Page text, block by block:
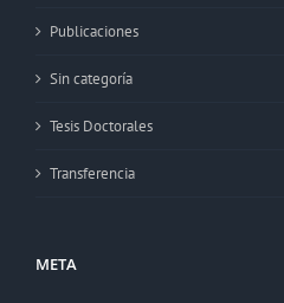
Publicaciones
Sin categoría
Tesis Doctorales
Transferencia
META